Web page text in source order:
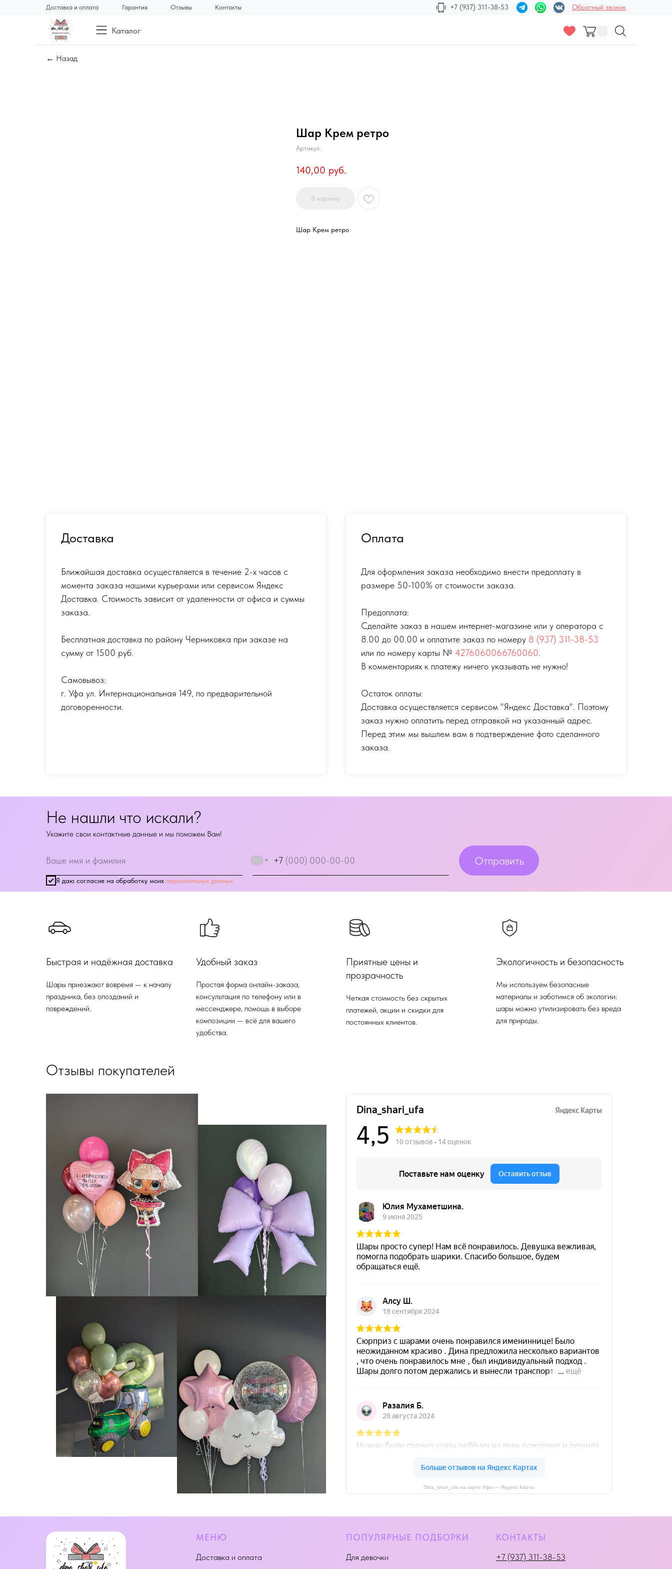
Отзывы Обратный звонок
+7 (937) 311-38-53
Контакты
Гарантия
Доставка и оплата
Каталог
← Назад
Шар Крем ретро
Артикул:
140,00 руб.
В корзину
Шар Крем ретро
Доставка
Ближайшая доставка осуществляется в течение 2-х часов с
момента заказа нашими курьерами или сервисом Яндекс
Доставка. Стоимость зависит от удаленности от офиса и суммы
заказа.
Бесплатная доставка по району Черниковка при заказе на
сумму от 1500 руб.
Самовывоз:
г. Уфа ул. Интернациональная 149, по предварительной
договоренности.
Оплата
Для оформления заказа необходимо внести предоплату в
размере 50-100% от стоимости заказа.
Предоплата:
Сделайте заказ в нашем интернет-магазине или у оператора с
8.00 до 00.00 и оплатите заказ по номеру 8 (937) 311-38-53
или по номеру карты № 4276060066760060
В комментариях к платежу ничего указывать не нужно!
Остаток оплаты:
Доставка осуществляется сервисом "Яндекс Доставка". Поэтому
заказ нужно оплатить перед отправкой на указанный адрес.
Перед этим мы вышлем вам в подтверждение фото сделанного
заказа.
+7
Я даю согласие на обработку моих персональных данных
Отправить
Не нашли что искали?
Укажите свои контактные данные и мы поможем Вам!
Быстрая и надёжная доставка
Шары приезжают вовремя — к началу
праздника, без опозданий и
повреждений.
Удобный заказ
Простая форма онлайн-заказа,
консультация по телефону или в
мессенджере, помощь в выборе
композиции — всё для вашего
удобства.
Приятные цены и
прозрачность
Четкая стоимость без скрытых
платежей, акции и скидки для
постоянных клиентов.
Экологичность и безопасность
Мы используем безопасные
материалы и заботимся об экологии:
шары можно утилизировать без вреда
для природы.
Отзывы покупателей
Dina_shari_ufa на карте Уфы — Яндекс Карты
МЕНЮ
Доставка и оплата
ПОПУЛЯРНЫЕ ПОДБОРКИ
Для девочки
КОНТАКТЫ
+7 (937) 311-38-53